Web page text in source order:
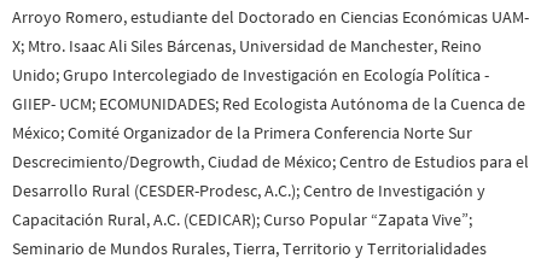
Arroyo Romero, estudiante del Doctorado en Ciencias Económicas UAM-
X; Mtro. Isaac Ali Siles Bárcenas, Universidad de Manchester, Reino
Unido; Grupo Intercolegiado de Investigación en Ecología Política -
GIIEP- UCM; ECOMUNIDADES; Red Ecologista Autónoma de la Cuenca de
México; Comité Organizador de la Primera Conferencia Norte Sur
Descrecimiento/Degrowth, Ciudad de México; Centro de Estudios para el
Desarrollo Rural (CESDER-Prodesc, A.C.); Centro de Investigación y
Capacitación Rural, A.C. (CEDICAR); Curso Popular “Zapata Vive”;
Seminario de Mundos Rurales, Tierra, Territorio y Territorialidades